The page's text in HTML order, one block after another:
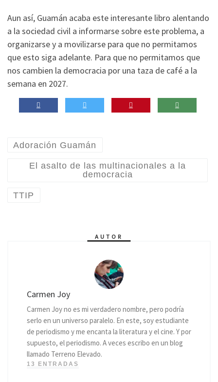
Aun así, Guamán acaba este interesante libro alentando
a la sociedad civil a informarse sobre este problema, a
organizarse y a movilizarse para que no permitamos
que esto siga adelante. Para que no permitamos que
nos cambien la democracia por una taza de café a la
semana en 2027.
Adoración Guamán
El asalto de las multinacionales a la
democracia
TTIP
AUTOR
Carmen Joy
Carmen Joy no es mi verdadero nombre, pero podría
serlo en un universo paralelo. En este, soy estudiante
de periodismo y me encanta la literatura y el cine. Y por
supuesto, el periodismo. A veces escribo en un blog
llamado Terreno Elevado.
13 ENTRADAS